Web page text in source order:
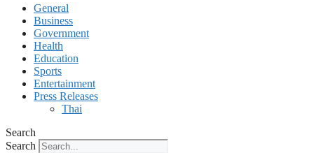
General
Business
Government
Health
Education
Sports
Entertainment
Press Releases
Thai
Search
Search